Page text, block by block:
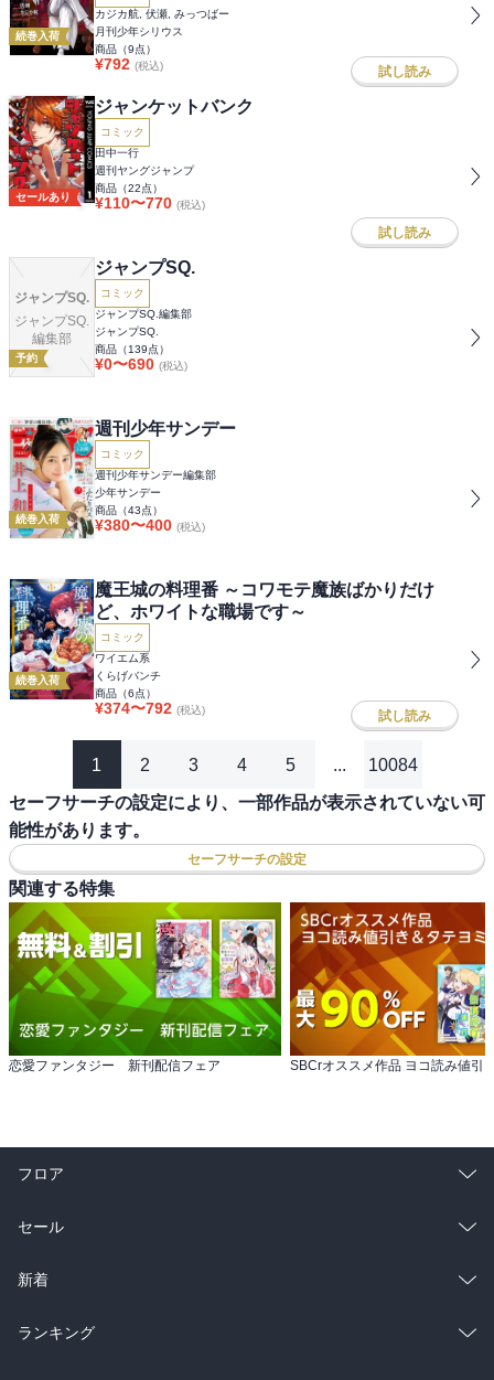
続巻入荷
カジカ航, 伏瀬, みっつばー
月刊少年シリウス
商品（9点）
¥792 (税込) 試し読み
セールあり
ジャンケットバンク
コミック
田中一行
週刊ヤングジャンプ
商品（22点）
¥110〜770 (税込)
試し読み
ジャンプSQ.
ジャンプSQ.
編集部
予約
ジャンプSQ.
コミック
ジャンプSQ.編集部
ジャンプSQ.
商品（139点）
¥0〜690 (税込)
続巻入荷
週刊少年サンデー
コミック
週刊少年サンデー編集部
少年サンデー
商品（43点）
¥380〜400 (税込)
続巻入荷
魔王城の料理番 ～コワモテ魔族ばかりだけ
ど、ホワイトな職場です～
コミック
ワイエム系
くらげバンチ
商品（6点）
¥374〜792 (税込) 試し読み
1 2 3 4 5 ... 10084
セーフサーチの設定により、一部作品が表示されていない可
能性があります。
セーフサーチの設定
関連する特集
恋愛ファンタジー 新刊配信フェア
フロア
総合
ラノベ
雑誌・グラビア
セール
総合
ラノベ
新着
総合
ランキング